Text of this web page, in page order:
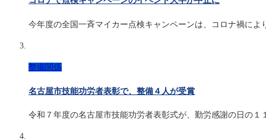
今年度の全国一斉マイカー点検キャンペーンは、コロナ禍によ
整備関係
名古屋市技能功労者表彰で、整備４人が受賞
令和７年度の名古屋市技能功労者表彰式が、勤労感謝の日の１